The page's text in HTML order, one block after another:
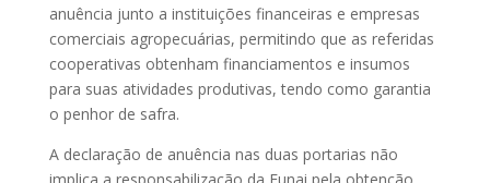
anuência junto a instituições financeiras e empresas
comerciais agropecuárias, permitindo que as referidas
cooperativas obtenham financiamentos e insumos
para suas atividades produtivas, tendo como garantia
o penhor de safra.
A declaração de anuência nas duas portarias não